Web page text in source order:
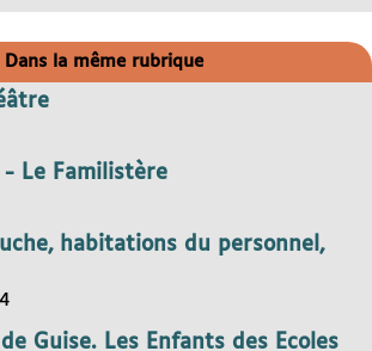
Dans la même rubrique
- Le Familistère
habitations du personnel,
Guise. Les Enfants des Ecoles